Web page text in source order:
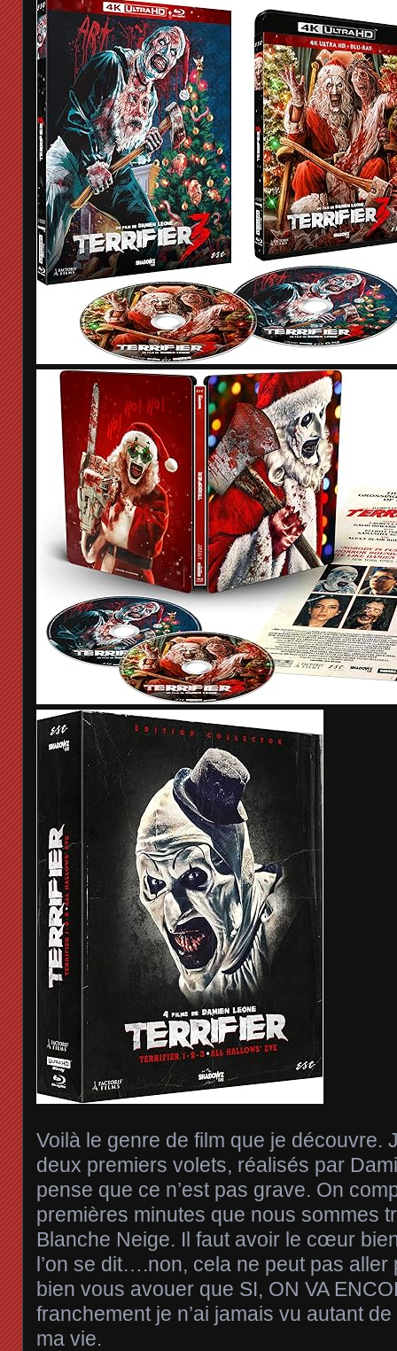
Voilà le genre de film que je découvre.
deux premiers volets, réalisés par
pense que ce n’est pas grave. On
premières minutes que nous sommes
Blanche Neige. Il faut avoir le cœur
l’on se dit….non, cela ne peut pas aller
bien vous avouer que SI, ON VA
franchement je n’ai jamais vu autant
ma vie.